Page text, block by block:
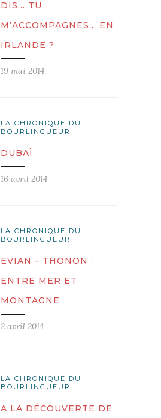
DIS… TU
M’ACCOMPAGNES… EN
IRLANDE ?
19 mai 2014
LA CHRONIQUE DU
BOURLINGUEUR
DUBAÏ
16 avril 2014
LA CHRONIQUE DU
BOURLINGUEUR
EVIAN – THONON :
ENTRE MER ET
MONTAGNE
2 avril 2014
LA CHRONIQUE DU
BOURLINGUEUR
A LA DÉCOUVERTE DE